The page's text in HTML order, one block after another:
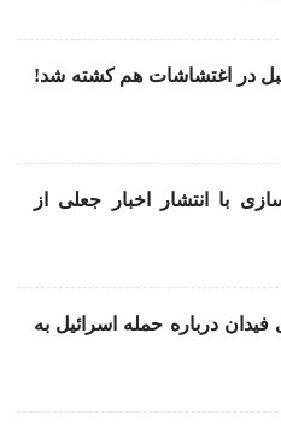
ماه قبل در اغتشاشات هم کشته شد!
با انتشار اخبار جعلی از
درباره حمله اسرائیل به